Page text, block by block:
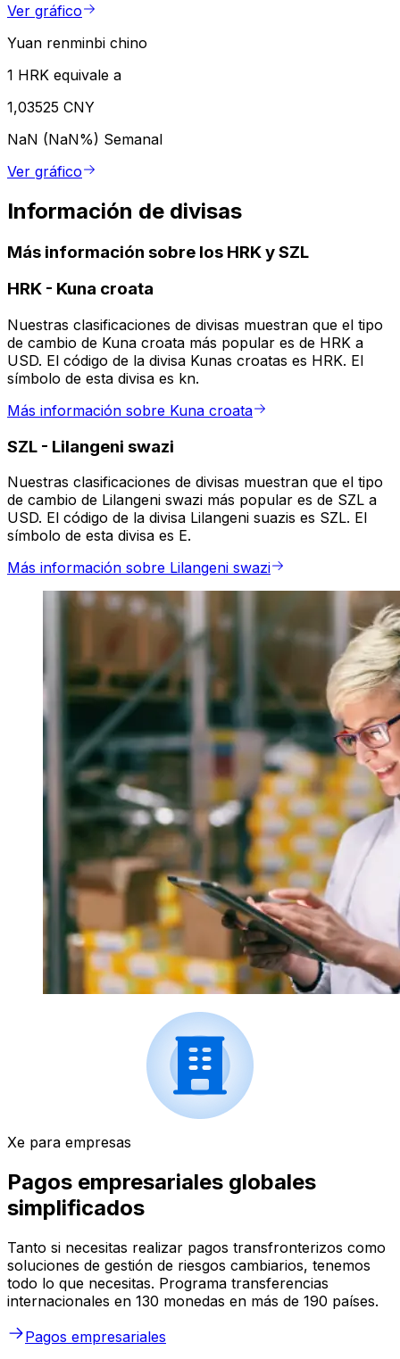
Ver gráfico
Yuan renminbi chino
1 HRK equivale a
1,03525 CNY
NaN (NaN%) Semanal
Ver gráfico
Información de divisas
Más información sobre los HRK y SZL
HRK - Kuna croata
Nuestras clasificaciones de divisas muestran que el tipo
de cambio de Kuna croata más popular es de HRK a
USD. El código de la divisa Kunas croatas es HRK. El
símbolo de esta divisa es kn.
Más información sobre Kuna croata
SZL - Lilangeni swazi
Nuestras clasificaciones de divisas muestran que el tipo
de cambio de Lilangeni swazi más popular es de SZL a
USD. El código de la divisa Lilangeni suazis es SZL. El
símbolo de esta divisa es E.
Más información sobre Lilangeni swazi
Xe para empresas
Pagos empresariales globales
simplificados
Tanto si necesitas realizar pagos transfronterizos como
soluciones de gestión de riesgos cambiarios, tenemos
todo lo que necesitas. Programa transferencias
internacionales en 130 monedas en más de 190 países.
Pagos empresariales